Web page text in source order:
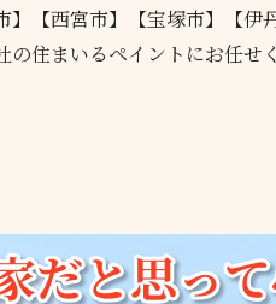
】【西宮市】【宝塚市】【
の住まいるペイントにお任